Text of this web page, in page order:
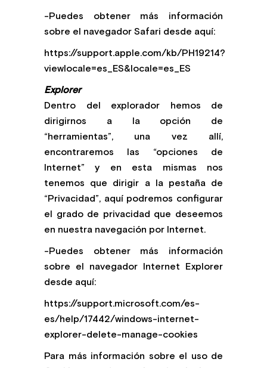
-Puedes obtener más información
sobre el navegador Safari desde aquí:
https://support.apple.com/kb/PH19214?
viewlocale=es_ES&locale=es_ES
Explorer
Dentro del explorador hemos de
dirigirnos a la opción de
“herramientas”, una vez allí,
encontraremos las “opciones de
Internet” y en esta mismas nos
tenemos que dirigir a la pestaña de
“Privacidad”, aquí podremos configurar
el grado de privacidad que deseemos
en nuestra navegación por Internet.
-Puedes obtener más información
sobre el navegador Internet Explorer
desde aquí:
https://support.microsoft.com/es-
es/help/17442/windows-internet-
explorer-delete-manage-cookies
Para más información sobre el uso de